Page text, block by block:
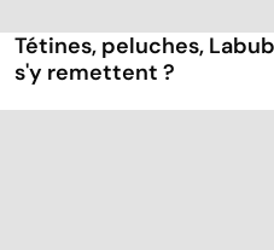
Tétines, peluches,
s'y remettent ?